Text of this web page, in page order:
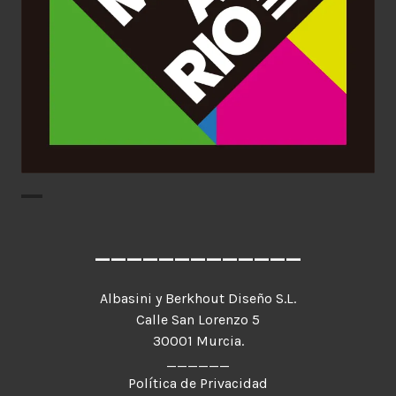
Aplicaciones gráficas Diseño Gráfico Identidad corporativa
Imagen Corporativa
Logotipo
_____________
Albasini y Berkhout Diseño S.L.
Calle San Lorenzo 5
30001 Murcia.
______
Política de Privacidad